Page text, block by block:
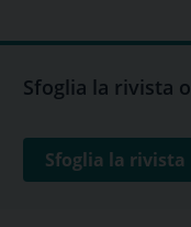
Sfoglia la rivista
Sfoglia la rivista